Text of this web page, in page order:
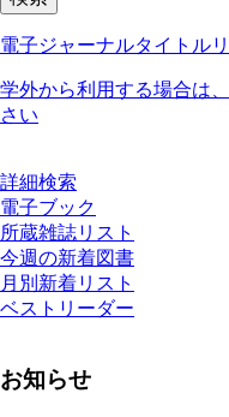
電子ジャーナルタイトル
学外から利用する場合は
さい
詳細検索
電子ブック
所蔵雑誌リスト
今週の新着図書
月別新着リスト
ベストリーダー
お知らせ